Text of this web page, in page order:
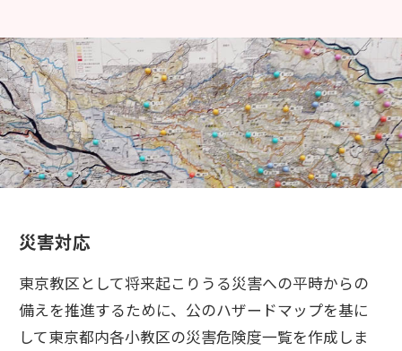
災害対応
東京教区として将来起こりうる災害への平時からの
備えを推進するために、公のハザードマップを基に
して東京都内各小教区の災害危険度一覧を作成しま